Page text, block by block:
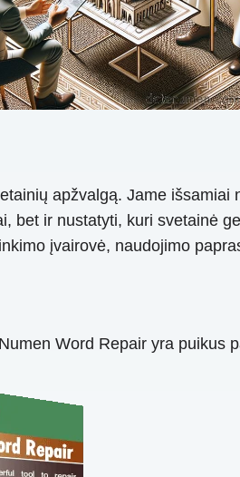
apžvalgą. Jame
bet ir nustatyti, kuri svetainė
įvairovė, naudojimo
Word Repair yra puikus